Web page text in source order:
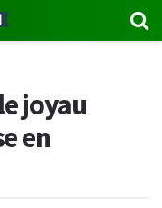
joyau
en